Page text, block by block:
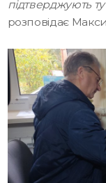
підтверджують
розповідає